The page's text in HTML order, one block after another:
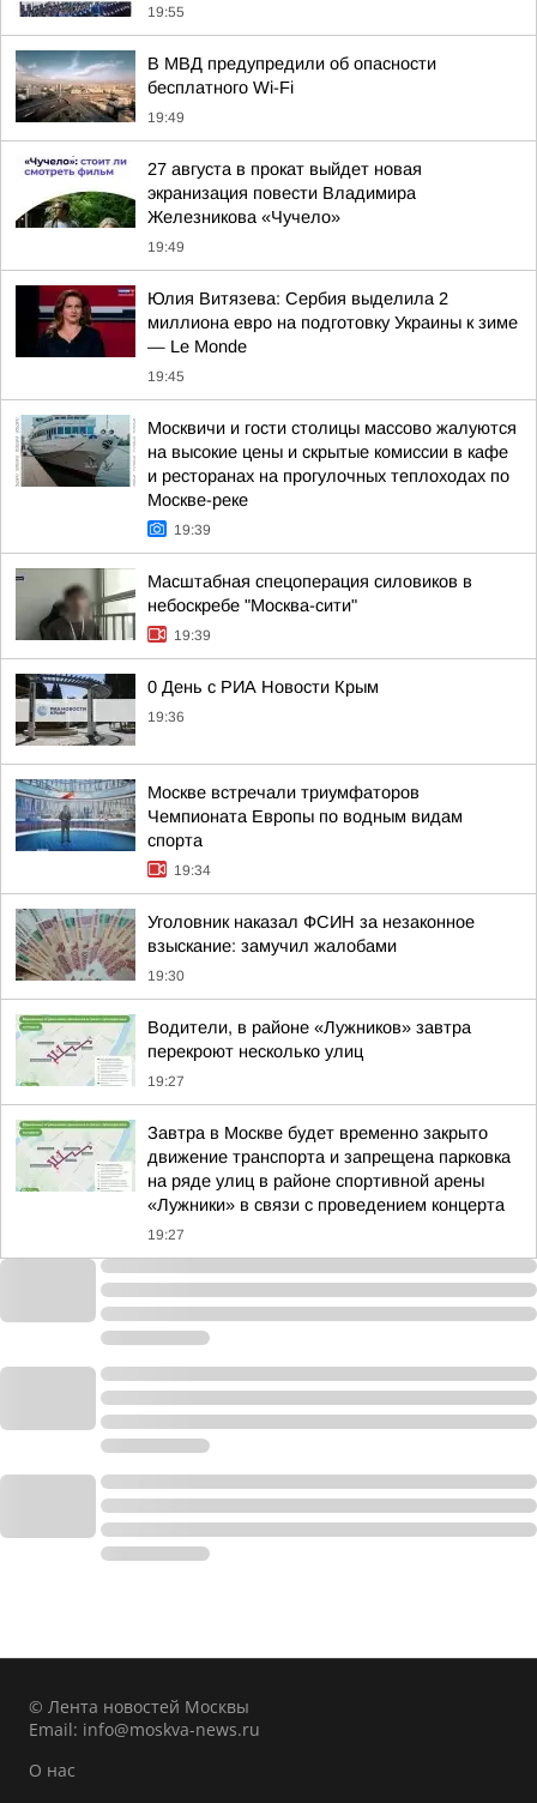
19:55
В МВД предупредили об опасности
бесплатного Wi-Fi
19:49
27 августа в прокат выйдет новая
экранизация повести Владимира
Железникова «Чучело»
19:49
Юлия Витязева: Сербия выделила 2
миллиона евро на подготовку Украины к зиме
— Le Monde
19:45
Москвичи и гости столицы массово жалуются
на высокие цены и скрытые комиссии в кафе
и ресторанах на прогулочных теплоходах по
Москве-реке
19:39
Масштабная спецоперация силовиков в
небоскребе "Москва-сити"
19:39
0 День с РИА Новости Крым
19:36
Москве встречали триумфаторов
Чемпионата Европы по водным видам
спорта
19:34
Уголовник наказал ФСИН за незаконное
взыскание: замучил жалобами
19:30
Водители, в районе «Лужников» завтра
перекроют несколько улиц
19:27
Завтра в Москве будет временно закрыто
движение транспорта и запрещена парковка
на ряде улиц в районе спортивной арены
«Лужники» в связи с проведением концерта
19:27
© Лента новостей Москвы
Email: info@moskva-news.ru
О нас